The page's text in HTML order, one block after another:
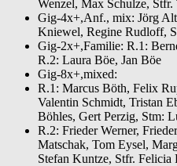
Wenzel, Max Schulze, Stfr.
Gig-4x+,Anf., mix: Jörg
Kniewel, Regine Rudloff,
Gig-2x+,Familie: R.1:
R.2: Laura Böe, Jan Böe
Gig-8x+,mixed:
R.1: Marcus Böth, Felix
Valentin Schmidt, Tristan
Böhles, Gert Perzig, Stm:
R.2: Frieder Werner,
Matschak, Tom Eysel,
Stefan Kuntze, Stfr. Felicia